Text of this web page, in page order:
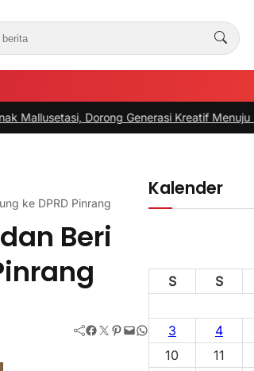
Dorong Generasi Kreatif Menuju Indonesia
ke DPRD Pinrang
Beri
Facebook Twitter Pinterest Mail WhatsApp
Kalender
S
S
3
4
10
11